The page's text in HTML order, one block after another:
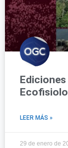
LEER MÁS »
29 de enero de